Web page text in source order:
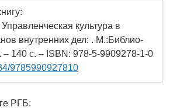
культура в
внутренних дел: . М.:Библио-
– 140 с. – ISBN: 978-5-9909278-1-0
9785990927810
РГБ: